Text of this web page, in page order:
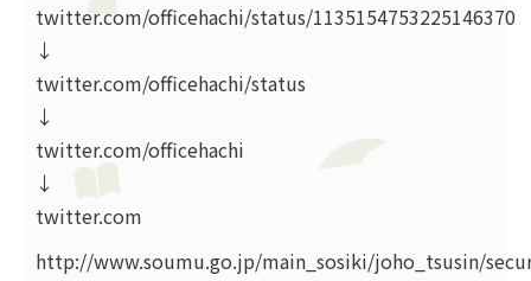
twitter.com/officehachi/status/1135154753225146370
↓
twitter.com/officehachi/status
↓
twitter.com/officehachi
↓
twitter.com
http://www.soumu.go.jp/main_sosiki/joho_tsusin/